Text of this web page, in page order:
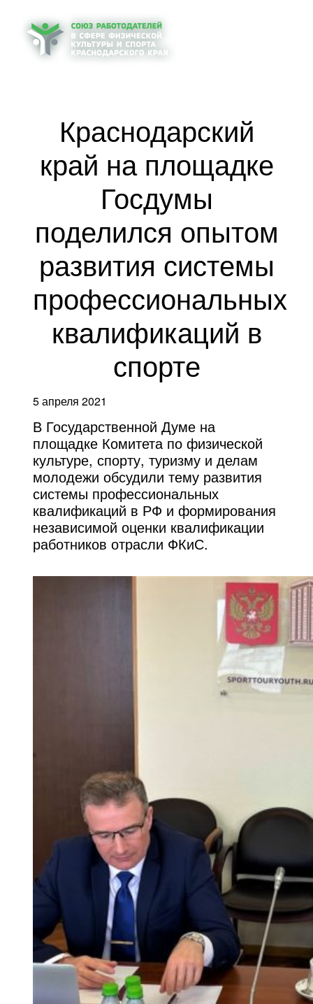
Краснодарский
край на площадке
Госдумы
поделился опытом
развития системы
профессиональных
квалификаций в
спорте
5 апреля 2021
В Государственной Думе на
площадке Комитета по физической
культуре, спорту, туризму и делам
молодежи обсудили тему развития
системы профессиональных
квалификаций в РФ и формирования
независимой оценки квалификации
работников отрасли ФКиС.